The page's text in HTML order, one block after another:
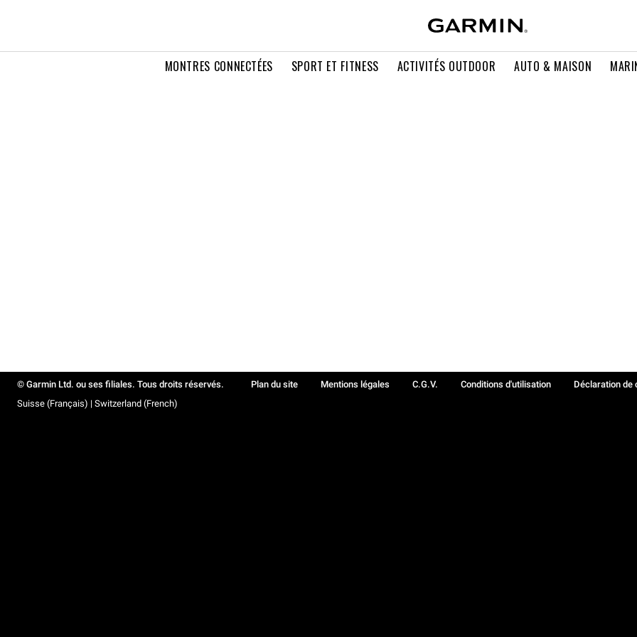
MONTRES CONNECTÉES SPORT ET FITNESS ACTIVITÉS OUTDOOR AUTO & MAISON
© Garmin Ltd. ou ses filiales. Tous droits réservés. Plan du site Mentions légales C.G.V. Conditions d'utilisation Déclaration de
Suisse (Français) | Switzerland (French)